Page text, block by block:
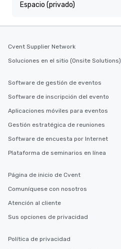
Espacio (privado)
Cvent Supplier Network
Soluciones en el sitio (Onsite Solutions)
Software de gestión de eventos
Software de inscripción del evento
Aplicaciones móviles para eventos
Gestión estratégica de reuniones
Software de encuesta por Internet
Plataforma de seminarios en línea
Página de inicio de Cvent
Comuníquese con nosotros
Atención al cliente
Sus opciones de privacidad
Política de privacidad